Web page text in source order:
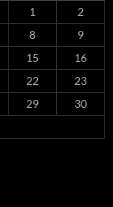
1
2
8
9
15
16
22
23
29
30